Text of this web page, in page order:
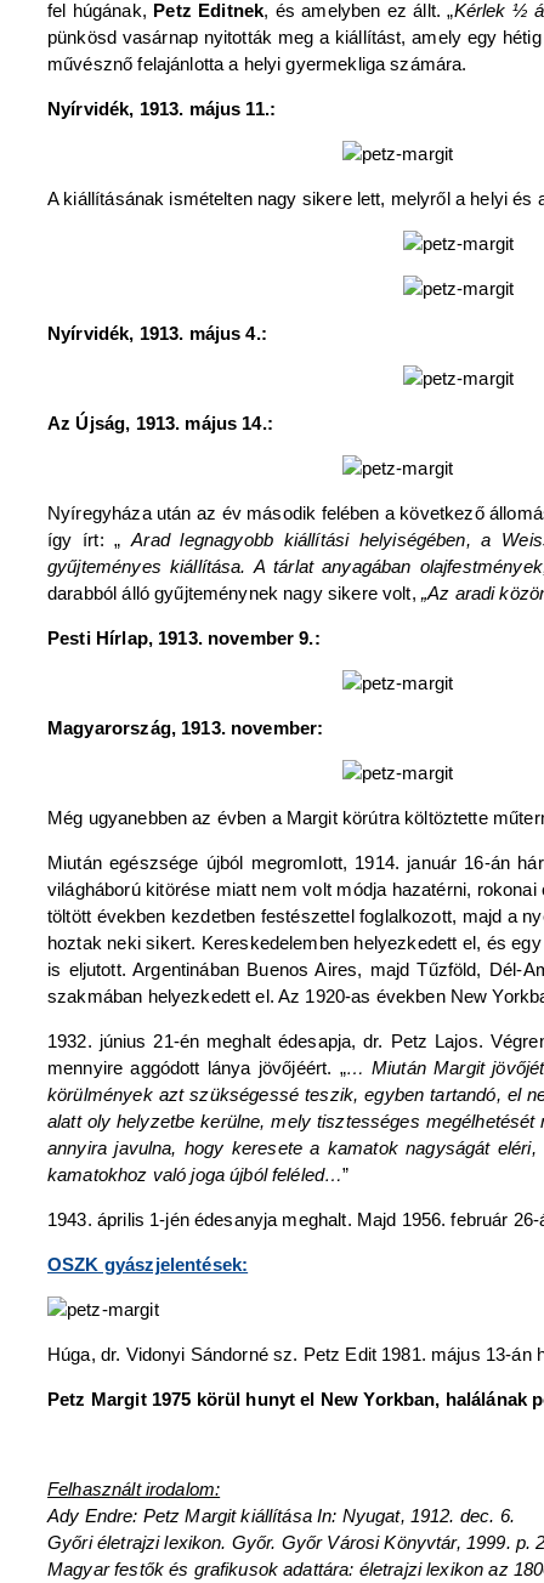
fel húgának, Petz Editnek, és amelyben ez állt. „Kérlek ½
pünkösd vasárnap nyitották meg a kiállítást, amely egy
művésznő felajánlotta a helyi gyermekliga számára.
Nyírvidék, 1913. május 11.:
A kiállításának ismételten nagy sikere lett, melyről a helyi
Nyírvidék, 1913. május 4.:
Az Újság, 1913. május 14.:
Nyíregyháza után az év második felében a következő
így írt: „Arad legnagyobb kiállítási helyiségében, a
gyűjteményes kiállítása. A tárlat anyagában
darabból álló gyűjteménynek nagy sikere volt, „Az aradi
Pesti Hírlap, 1913. november 9.:
Magyarország, 1913. november:
Még ugyanebben az évben a Margit körútra költöztette
Miután egészsége újból megromlott, 1914. január 16-án
világháború kitörése miatt nem volt módja hazatérni,
töltött években kezdetben festészettel foglalkozott, majd a
hoztak neki sikert. Kereskedelemben helyezkedett el, és
is eljutott. Argentinában Buenos Aires, majd Tűzföld, Dél-
szakmában helyezkedett el. Az 1920-as években New
1932. június 21-én meghalt édesapja, dr. Petz Lajos.
mennyire aggódott lánya jövőjéért. „… Miután Margit
körülmények azt szükségessé teszik, egyben tartandó, el
alatt oly helyzetbe kerülne, mely tisztességes
annyira javulna, hogy keresete a kamatok nagyságát
kamatokhoz való joga újból feléled…”
1943. április 1-jén édesanyja meghalt. Majd 1956. február
OSZK gyászjelentések:
Húga, dr. Vidonyi Sándorné sz. Petz Edit 1981. május 13-án
Petz Margit 1975 körül hunyt el New Yorkban, halálának
Felhasznált irodalom:
Ady Endre: Petz Margit kiállítása In: Nyugat, 1912. dec. 6.
Győri életrajzi lexikon. Győr. Győr Városi Könyvtár, 1999. p.
Magyar festők és grafikusok adattára: életrajzi lexikon az